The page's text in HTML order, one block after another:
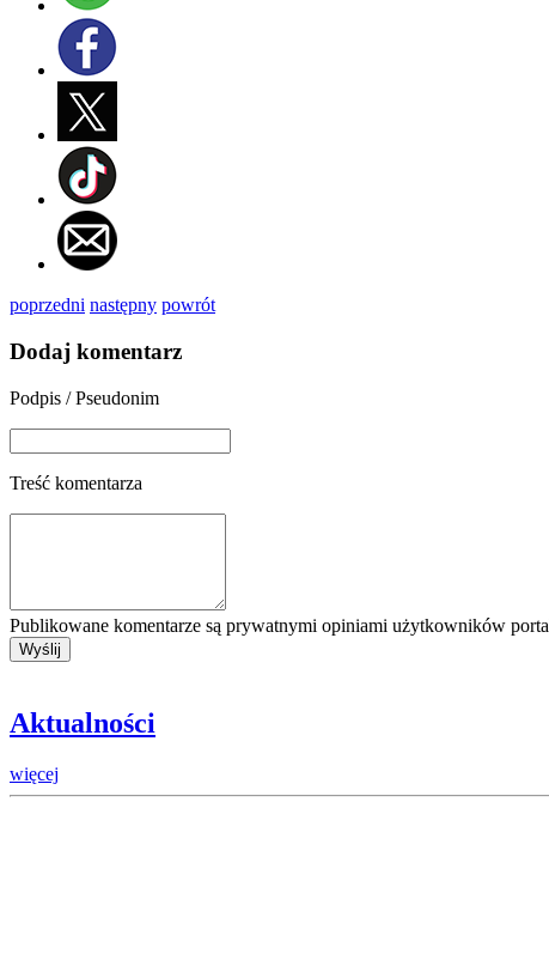
poprzedni następny powrót
Dodaj komentarz
Podpis / Pseudonim
Treść komentarza
Publikowane komentarze są prywatnymi opiniami użytkowników
Aktualności
więcej